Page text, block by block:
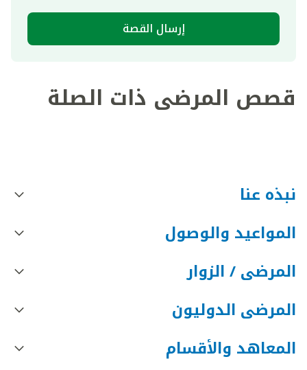
إرسال القصة
قصص المرضى ذات الصلة
نبذه عنا
المواعيد والوصول
المرضى / الزوار
المرضى الدوليون
المعاهد والأقسام